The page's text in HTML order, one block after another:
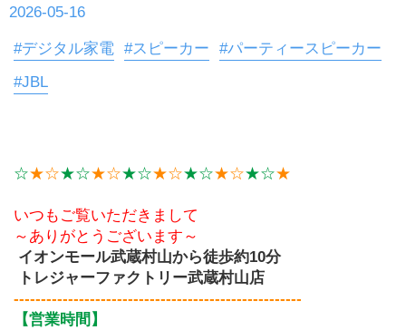
2026-05-16
#デジタル家電 #スピーカー
#パーティースピーカー
#JBL
☆★☆★☆★☆★☆★☆★☆★☆★☆★
いつもご覧いただきまして
～ありがとうございます～
イオンモール武蔵村山から徒歩約10分
トレジャーファクトリー武蔵村山店
-----------------------------------------------------
【営業時間】